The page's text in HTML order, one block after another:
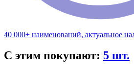
40 000+ наименований, актуальное
С этим покупают: 5 шт.